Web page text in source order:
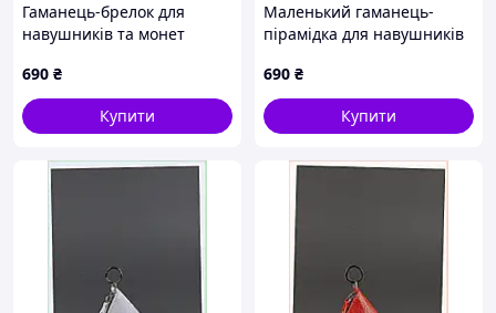
Гаманець-брелок для
навушників та монет
690 ₴
Купити
Маленький гаманець-
пірамідка для навушників
690 ₴
Купити